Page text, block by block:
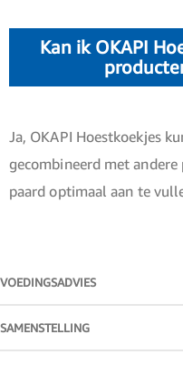
Kan ik OKAPI
Ja, OKAPI Hoestkoekjes
gecombineerd met
paard optimaal aan te
VOEDINGSADVIES
SAMENSTELLING